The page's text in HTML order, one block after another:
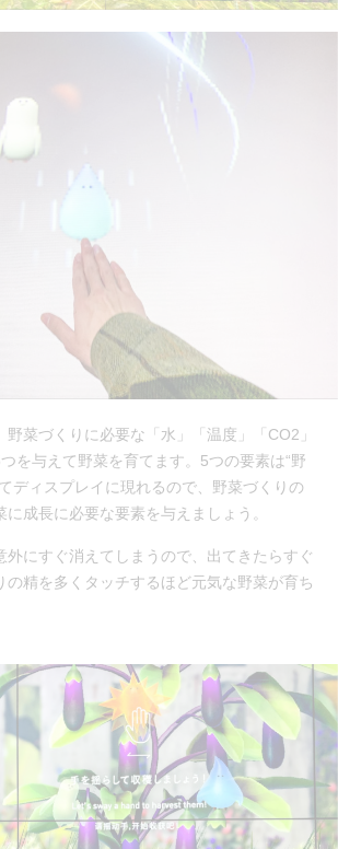
菜づくりに必要な「水」「温度」「CO2」
つを与えて野菜を育てます。5つの要素は“野
ディスプレイに現れるので、野菜づくりの
成長に必要な要素を与えましょう。
外にすぐ消えてしまうので、出てきたらすぐ
の精を多くタッチするほど元気な野菜が育ち